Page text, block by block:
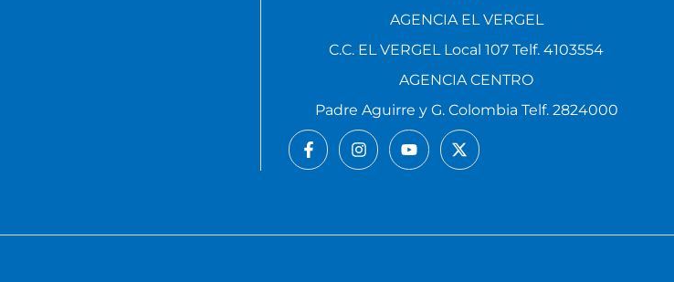
AGENCIA EL VERGEL
C.C. EL VERGEL Local 107 Telf. 4103554
AGENCIA CENTRO
Padre Aguirre y G. Colombia Telf. 2824000